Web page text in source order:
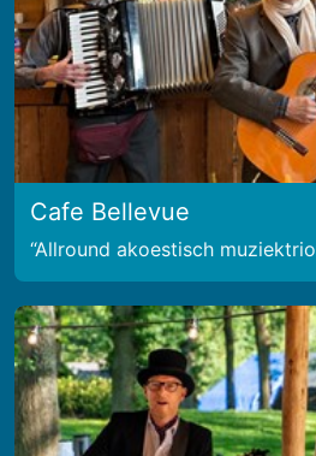
Cafe Bellevue
Allround akoestisch muziektrio